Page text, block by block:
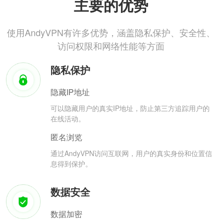
主要的优势
使用AndyVPN有许多优势，涵盖隐私保护、安全性、
访问权限和网络性能等方面
隐私保护
隐藏IP地址
可以隐藏用户的真实IP地址，防止第三方追踪用户的
在线活动。
匿名浏览
通过AndyVPN访问互联网，用户的真实身份和位置信
息得到保护。
数据安全
数据加密